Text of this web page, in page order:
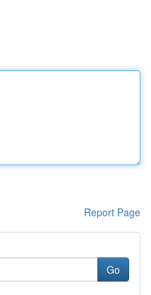
Report Page
Go